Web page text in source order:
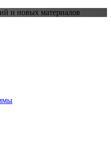
и новых материалов